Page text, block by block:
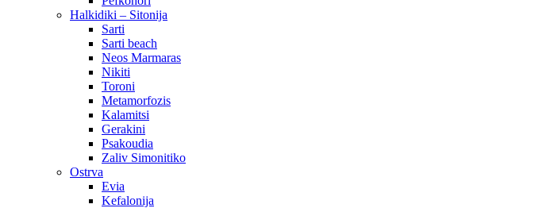
Halkidiki – Sitonija
Sarti
Sarti beach
Neos Marmaras
Nikiti
Toroni
Metamorfozis
Kalamitsi
Gerakini
Psakoudia
Zaliv Simonitiko
Ostrva
Evia
Kefalonija